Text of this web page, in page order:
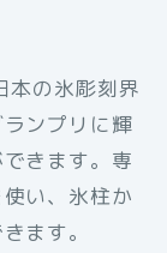
本の氷彫刻界
ンプリに輝
きます。専
い、氷柱か
ます。